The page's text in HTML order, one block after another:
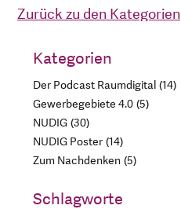
Zurück zu den Kategorien
Kategorien
Der Podcast Raumdigital 14
Gewerbegebiete 4.0 5
NUDIG 30
NUDIG Poster 14
Zum Nachdenken 5
Schlagworte